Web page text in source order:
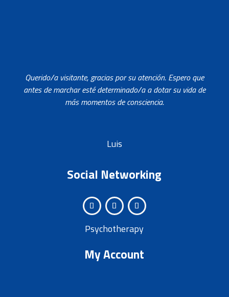
Querido/a visitante, gracias por su atención. Espero que
antes de marchar esté determinado/a a dotar su vida de
más momentos de consciencia.
Luis
Social Networking
Psychotherapy
My Account